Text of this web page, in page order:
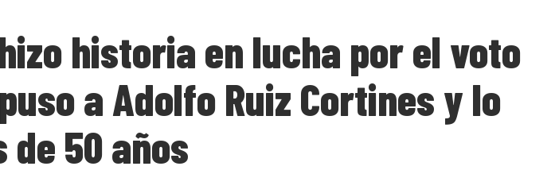
historia en lucha por el voto
a Adolfo Ruiz Cortines y lo
50 años